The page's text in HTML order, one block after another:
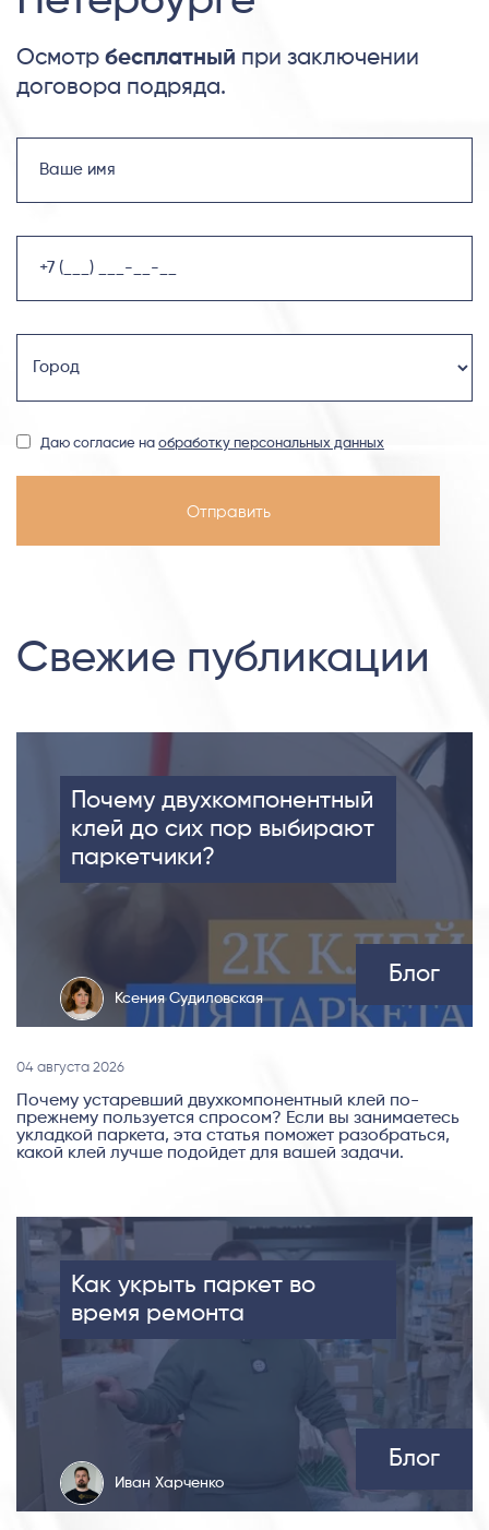
Осмотр бесплатный при заключении
договора подряда.
Даю согласие на обработку персональных данных
Свежие публикации
Почему двухкомпонентный
клей до сих пор выбирают
паркетчики?
Ксения Судиловская
Блог
04 августа 2026
Почему устаревший двухкомпонентный клей по-
прежнему пользуется спросом? Если вы занимаетесь
укладкой паркета, эта статья поможет разобраться,
какой клей лучше подойдет для вашей задачи.
Как укрыть паркет во
время ремонта
Иван Харченко
Блог